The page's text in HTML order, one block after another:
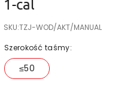
1-cal
SKU:TZJ-WOD/AKT/MANUAL
Szerokość taśmy:
≤50